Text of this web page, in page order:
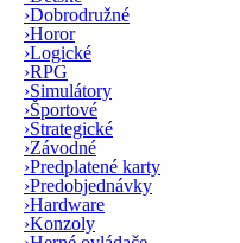
›Dobrodružné
›Horor
›Logické
›RPG
›Simulátory
›Športové
›Strategické
›Závodné
›Predplatené karty
›Predobjednávky
›Hardware
›Konzoly